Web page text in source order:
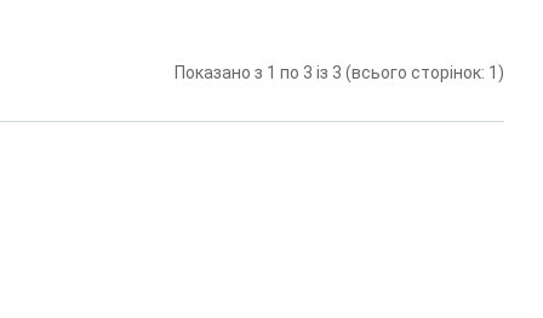
Показано з 1 по 3 із 3 (всього сторінок: 1)